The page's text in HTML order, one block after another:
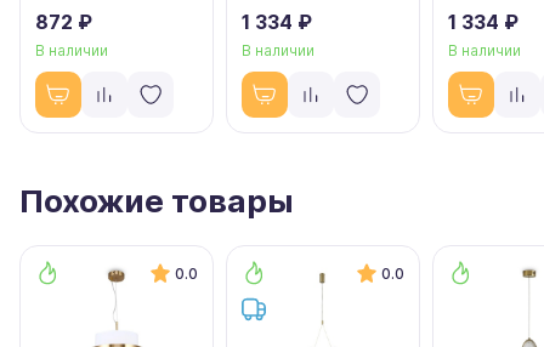
872 ₽
В наличии
1 334 ₽
В наличии
1 334 ₽
В наличии
Похожие товары
0.0 0.0